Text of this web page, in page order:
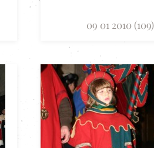
09 01 2010 (109)